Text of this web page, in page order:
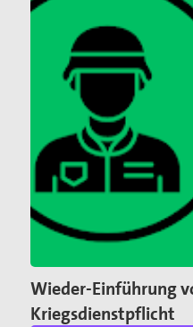
Wieder-Einführung
Kriegsdienstpflicht